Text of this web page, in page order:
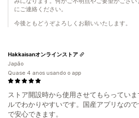
にご連絡ください。
今後ともどうぞよろしくお願いいたします。
ストア開設時から使用させてもらってい
ルでわかりやすいです。国産アプリなの
で安心できます。
Hakkaisanオンラインストア
Japão
Quase 4 anos usando o app